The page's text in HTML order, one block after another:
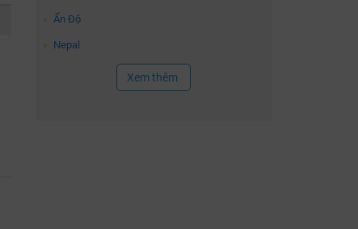
› Ấn Độ
› Nepal
Xem thêm